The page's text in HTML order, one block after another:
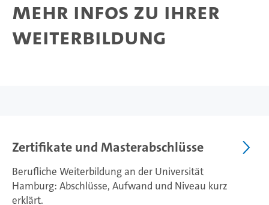
Mehr Infos zu Ihrer
Weiterbildung
Zertifikate und Masterabschlüsse
Berufliche Weiterbildung an der Universität
Hamburg: Abschlüsse, Aufwand und Niveau kurz
erklärt.